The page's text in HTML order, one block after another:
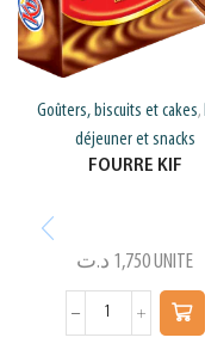
Goûters, biscuits et cakes,
déjeuner et snacks
FOURRE KIF
1,750 د.ت UNITE